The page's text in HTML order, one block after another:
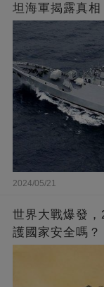
坦海軍揭露真相
2024/05/21
世界大戰爆發
護國家安全嗎？